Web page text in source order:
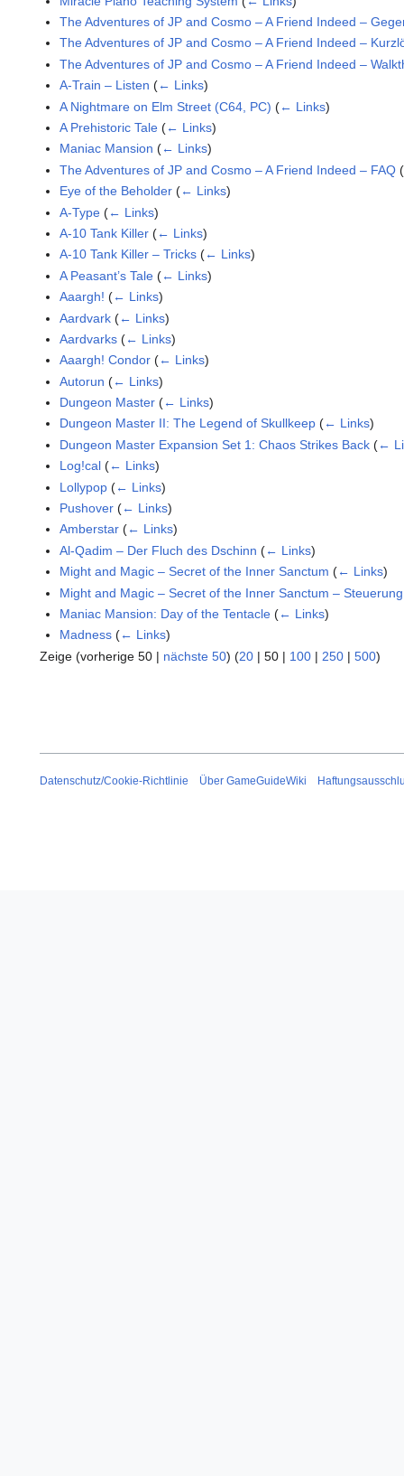
The Adventures of JP and Cosmo – A Friend Indeed –
The Adventures of JP and Cosmo – A Friend Indeed –
The Adventures of JP and Cosmo – A Friend Indeed –
A-Train – Listen (← Links)
A Nightmare on Elm Street (C64, PC) (← Links)
A Prehistoric Tale (← Links)
Maniac Mansion (← Links)
The Adventures of JP and Cosmo – A Friend Indeed – FAQ (
Eye of the Beholder (← Links)
A-Type (← Links)
A-10 Tank Killer (← Links)
A-10 Tank Killer – Tricks (← Links)
A Peasant’s Tale (← Links)
Aaargh! (← Links)
Aardvark (← Links)
Aardvarks (← Links)
Aaargh! Condor (← Links)
Autorun (← Links)
Dungeon Master (← Links)
Dungeon Master II: The Legend of Skullkeep (← Links)
Dungeon Master Expansion Set 1: Chaos Strikes Back (←
Log!cal (← Links)
Lollypop (← Links)
Pushover (← Links)
Amberstar (← Links)
Al-Qadim – Der Fluch des Dschinn (← Links)
Might and Magic – Secret of the Inner Sanctum (← Links)
Might and Magic – Secret of the Inner Sanctum – Steuerung
Maniac Mansion: Day of the Tentacle (← Links)
Madness (← Links)
Zeige (vorherige 50 | nächste 50) (20 | 50 | 100 | 250 | 500)
Datenschutz/Cookie-Richtlinie Über GameGuideWiki